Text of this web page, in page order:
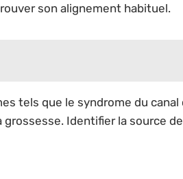
son alignement habituel.
tels que le syndrome du canal
Identifier la source